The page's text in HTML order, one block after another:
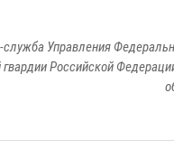
служба Управления
Российской